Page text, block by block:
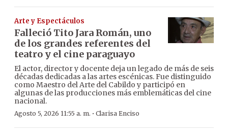
Arte y Espectáculos
Falleció Tito Jara Román, uno
de los grandes referentes del
teatro y el cine paraguayo
El actor, director y docente deja un legado de más de seis
décadas dedicadas a las artes escénicas. Fue distinguido
como Maestro del Arte del Cabildo y participó en
algunas de las producciones más emblemáticas del cine
nacional.
Agosto 5, 2026 11:55 a. m. · Clarisa Enciso